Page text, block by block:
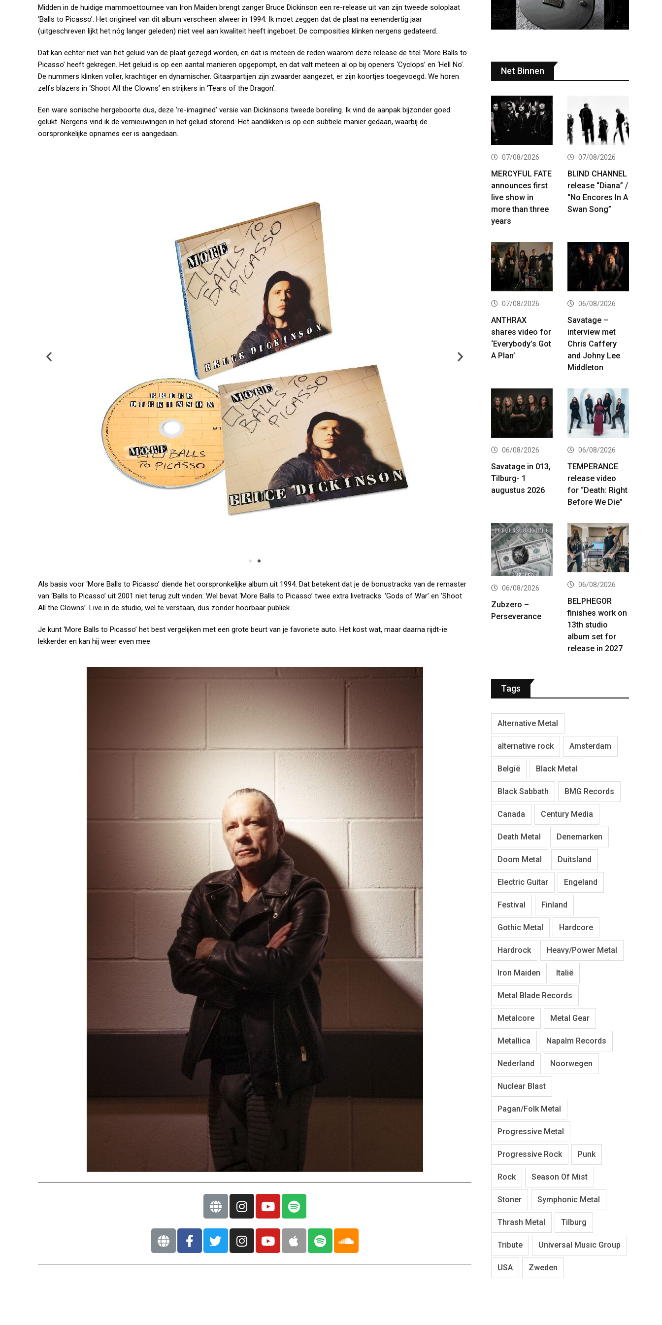
Midden in de huidige mammoettournee van Iron Maiden brengt zanger Bruce Dickinson een re-release uit van zijn tweede soloplaat
‘Balls to Picasso’. Het origineel van dit album verscheen alweer in 1994. Ik moet zeggen dat de plaat na eenendertig jaar
(uitgeschreven lijkt het nóg langer geleden) niet veel aan kwaliteit heeft ingeboet. De composities klinken nergens gedateerd.
Dat kan echter niet van het geluid van de plaat gezegd worden, en dat is meteen de reden waarom deze release de titel ‘More Balls to
Picasso’ heeft gekregen. Het geluid is op een aantal manieren opgepompt, en dat valt meteen al op bij openers ‘Cyclops’ en ‘Hell No’.
De nummers klinken voller, krachtiger en dynamischer. Gitaarpartijen zijn zwaarder aangezet, er zijn koortjes toegevoegd. We horen
zelfs blazers in ‘Shoot All the Clowns’ en strijkers in ‘Tears of the Dragon’.
Een ware sonische hergeboorte dus, deze ‘re-imagined’ versie van Dickinsons tweede boreling. Ik vind de aanpak bijzonder goed
gelukt. Nergens vind ik de vernieuwingen in het geluid storend. Het aandikken is op een subtiele manier gedaan, waarbij de
oorspronkelijke opnames eer is aangedaan.
Als basis voor ‘More Balls to Picasso’ diende het oorspronkelijke album uit 1994. Dat betekent dat je de bonustracks van de remaster
van ‘Balls to Picasso’ uit 2001 niet terug zult vinden. Wel bevat ‘More Balls to Picasso’ twee extra livetracks: ‘Gods of War’ en ‘Shoot
All the Clowns’. Live in de studio, wel te verstaan, dus zonder hoorbaar publiek.
Je kunt ‘More Balls to Picasso’ het best vergelijken met een grote beurt van je favoriete auto. Het kost wat, maar daarna rijdt-ie
lekkerder en kan hij weer even mee.
Net Binnen
07/08/2026
MERCYFUL FATE
announces first
live show in
more than three
years
07/08/2026
BLIND CHANNEL
release “Diana” /
“No Encores In A
Swan Song”
07/08/2026
ANTHRAX
shares video for
‘Everybody’s Got
A Plan’
06/08/2026
Savatage –
interview met
Chris Caffery
and Johny Lee
Middleton
06/08/2026
Savatage in 013,
Tilburg- 1
augustus 2026
06/08/2026
TEMPERANCE
release video
for “Death: Right
Before We Die”
06/08/2026
Zubzero –
Perseverance
06/08/2026
BELPHEGOR
finishes work on
13th studio
album set for
release in 2027
Tags
Alternative Metal
alternative rock Amsterdam
België Black Metal
Black Sabbath BMG Records
Canada Century Media
Death Metal Denemarken
Doom Metal Duitsland
Electric Guitar Engeland
Festival Finland
Gothic Metal Hardcore
Hardrock Heavy/Power Metal
Iron Maiden Italië
Metal Blade Records
Metalcore Metal Gear
Metallica Napalm Records
Nederland Noorwegen
Nuclear Blast
Pagan/Folk Metal
Progressive Metal
Progressive Rock Punk
Rock Season Of Mist
Stoner Symphonic Metal
Thrash Metal Tilburg
Tribute Universal Music Group
USA Zweden